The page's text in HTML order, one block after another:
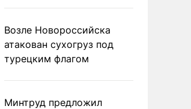
Возле Новороссийска
атакован сухогруз под
турецким флагом
Минтруд предложил